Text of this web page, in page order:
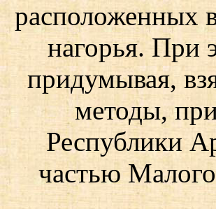
расположенных
нагорья. При
придумывая,
методы,
Республики
частью